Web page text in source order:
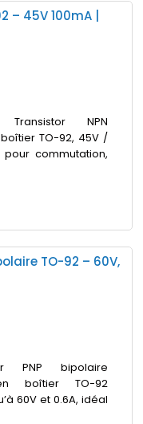
– 45V 100mA |
NPN
TO-92, 45V /
pour commutation,
TO-92 – 60V,
PNP bipolaire
boîtier TO-92
60V et 0.6A, idéal